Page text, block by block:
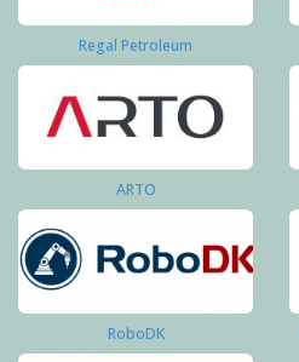
Regal Petroleum
ARTO
RoboDK